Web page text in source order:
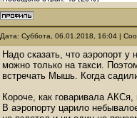
Дата: Суббота, 06.01.2018, 16:04 |
Надо сказать, что аэропорт у
можно только на такси.
встречать Мышь. Когда
Короче, как говаривала
В аэропорту царило